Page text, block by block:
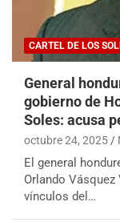
CARTEL DE LOS
General
gobierno de
Soles: acusa
octubre 24, 2025
El general
Orlando
vínculos del…